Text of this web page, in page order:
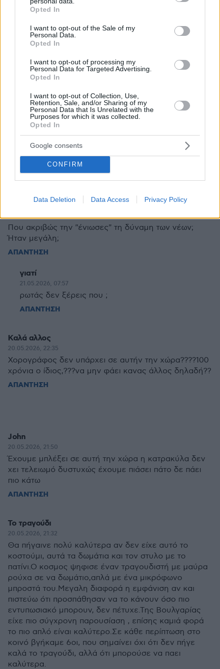
grant or deny consent to Google and its third-party tags to
use your data for below specified purposes in below Google
consent section.
Opted In
I want to opt-out of the Sale of my
Personal Data.
Opted In
I want to opt-out of processing my
Personal Data for Targeted Advertising.
Opted In
I want to opt-out of Collection, Use,
Retention, Sale, and/or Sharing of my
Personal Data that Is Unrelated with the
Purposes for which it was collected.
Opted In
Google consents
CONFIRM
Data Deletion Data Access Privacy Policy
ΑΠΑΝΤΗΣΗ
21.05.2026, 03:50
όταν τα κάνουν σαλάτα τουλάχιστον το
συγνώμη. Τον χαντάκωσες .......
ΑΠΑΝΤΗΣΗ
Αλέξανδρος
21.05.2026, 00:17
Όντως, δυνατά σούργελα
Για να μην παρεξηγηθούμε...
20.05.2026, 23:05
Που ακριβώς την "ένιωσες" τη δύναμη των νέων;
Ήταν μεγάλη;
ΑΠΑΝΤΗΣΗ
γιατί
21.05.2026, 07:57
ρωτάς δεν ξέρεις που ;
ΑΠΑΝΤΗΣΗ
Καλά αλλος
20.05.2026, 22:35
Χορογράφος δεν υπάρχει σε αυτήν την χώρα????100
χρόνια ο ίδιος,???να μην φάει κανας άλλος δηλαδή??
ΑΠΑΝΤΗΣΗ
John
20.05.2026, 21:50
Έχουμε μπλέξει σε αυτή την χώρα η κατρακύλα δεν
χει τελειωμό δυστυχώς έχουμε πιάσει πάτο δε πάει
πιο κάτω
ΑΠΑΝΤΗΣΗ
Το τραγούδι
20.05.2026, 21:32
Θα πήγαινε πολύ καλύτερα αν δεν είχε αυτό το
κοστούμι, αυτά τα δωμάτια και τον στυλο με το
πατίνι.Ο κοσμος ψηφισε έναν τραγουδιστή με μαύρα
ρούχα σε να δωμάτιο,απλά με ένα μικρόφωνο
μπροστά του.Μεγαλη διαφορά η εμφάνιση αν και
πιστεύω ότι προσπάθησαν να το κάνουν όσο πιο
εντυπωσιακό μπορουν, δεν πέτυχε.Της Βουλγαρίας
είχε πιο σύγχρονη παρουσίαση , επίσης καμιά φορά
το πιο απλό είναι καλύτερο.Σε κάθε περίπτωση στο
κοινό βγήκαμε 6οι, που σημαίνει όχι ότι δεν πήγε
καλά το τραγούδι, αλλά ότι μπορούσε να παει
καλύτερα.